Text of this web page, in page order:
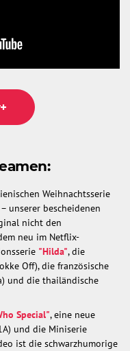
Weihnachtsserie
unserer bescheidenen
nicht den
neu im Netflix-
"Hilda", die
Off), die französische
und die thailändische
Special", eine neue
und die Miniserie
ist die schwarzhumorige